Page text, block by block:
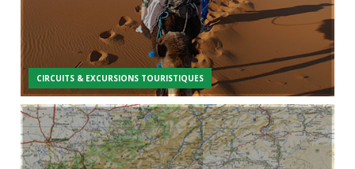
CIRCUITS & EXCURSIONS TOURISTIQUES